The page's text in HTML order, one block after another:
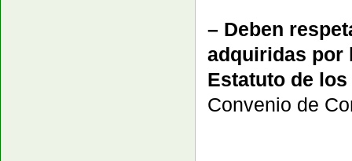
– Deben
adquiridas por
Estatuto de
Convenio de